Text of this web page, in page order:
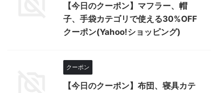
【今日のクーポン】マフラー、帽
子、手袋カテゴリで使える30%OFF
クーポン(Yahoo!ショッピング)
クーポン
【今日のクーポン】布団、寝具カテ